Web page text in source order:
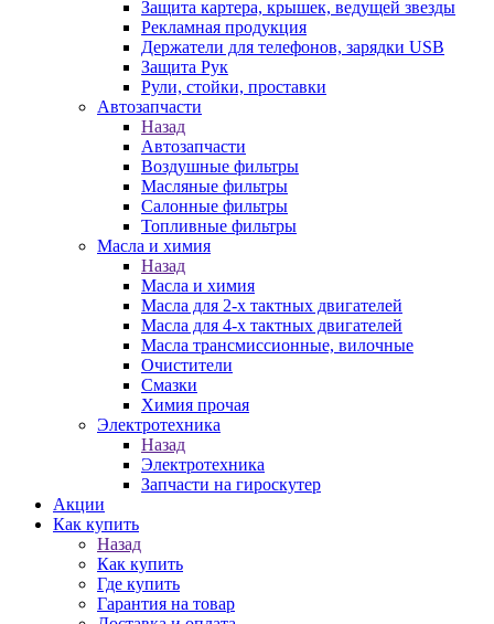
Защита картера, крышек, ведущей звезды
Рекламная продукция
Держатели для телефонов, зарядки USB
Защита Рук
Рули, стойки, проставки
Автозапчасти
Назад
Автозапчасти
Воздушные фильтры
Масляные фильтры
Салонные фильтры
Топливные фильтры
Масла и химия
Назад
Масла и химия
Масла для 2-х тактных двигателей
Масла для 4-х тактных двигателей
Масла трансмиссионные, вилочные
Очистители
Смазки
Химия прочая
Электротехника
Назад
Электротехника
Запчасти на гироскутер
Акции
Как купить
Назад
Как купить
Где купить
Гарантия на товар